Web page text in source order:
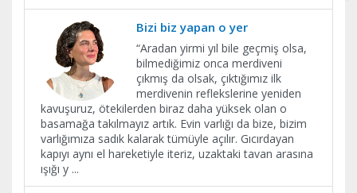
Bizi biz yapan o yer
“Aradan yirmi yıl bile geçmiş olsa,
bilmediğimiz onca merdiveni
çıkmış da olsak, çıktığımız ilk
merdivenin reflekslerine yeniden
kavuşuruz, ötekilerden biraz daha yüksek olan o
basamağa takılmayız artık. Evin varlığı da bize, bizim
varlığımıza sadık kalarak tümüyle açılır. Gıcırdayan
kapıyı aynı el hareketiyle iteriz, uzaktaki tavan arasına
ışığı y ...